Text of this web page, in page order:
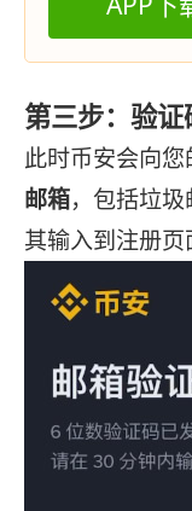
第三步：验
此时币安会向您
邮箱，包括垃
其输入到注册页